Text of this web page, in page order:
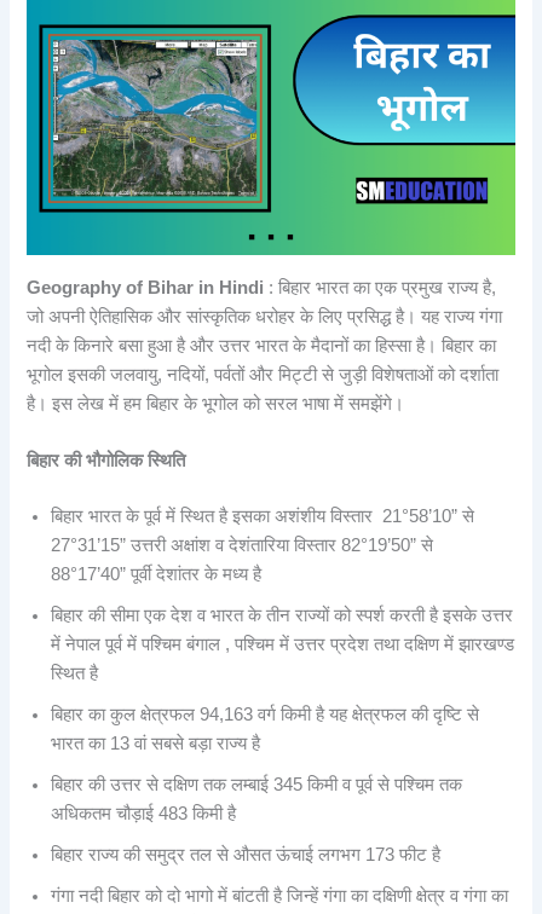
Geography of Bihar in Hindi : बिहार भारत का एक प्रमुख राज्य है,
जो अपनी ऐतिहासिक और सांस्कृतिक धरोहर के लिए प्रसिद्ध है। यह राज्य गंगा
नदी के किनारे बसा हुआ है और उत्तर भारत के मैदानों का हिस्सा है। बिहार का
भूगोल इसकी जलवायु, नदियों, पर्वतों और मिट्टी से जुड़ी विशेषताओं को दर्शाता
है। इस लेख में हम बिहार के भूगोल को सरल भाषा में समझेंगे।
बिहार की भौगोलिक स्थिति
बिहार भारत के पूर्व में स्थित है इसका अशंशीय विस्तार 21°58’10” से
27°31’15” उत्तरी अक्षांश व देशंतारिया विस्तार 82°19’50” से
88°17’40” पूर्वी देशांतर के मध्य है
बिहार की सीमा एक देश व भारत के तीन राज्यों को स्पर्श करती है इसके उत्तर
में नेपाल पूर्व में पश्चिम बंगाल , पश्चिम में उत्तर प्रदेश तथा दक्षिण में झारखण्ड
स्थित है
बिहार का कुल क्षेत्रफल 94,163 वर्ग किमी है यह क्षेत्रफल की दृष्टि से
भारत का 13 वां सबसे बड़ा राज्य है
बिहार की उत्तर से दक्षिण तक लम्बाई 345 किमी व पूर्व से पश्चिम तक
अधिकतम चौड़ाई 483 किमी है
बिहार राज्य की समुद्र तल से औसत ऊंचाई लगभग 173 फीट है
गंगा नदी बिहार को दो भागो में बांटती है जिन्हें गंगा का दक्षिणी क्षेत्र व गंगा का